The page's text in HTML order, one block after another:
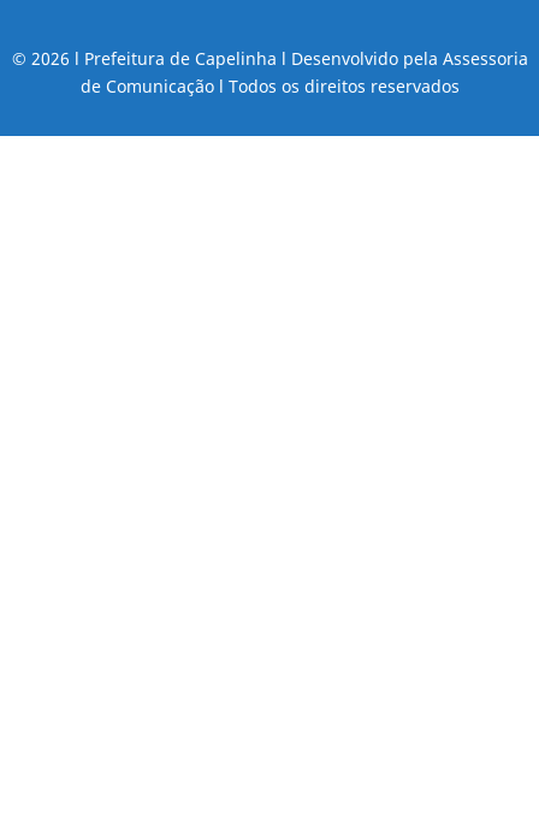
© 2026 l Prefeitura de Capelinha l Desenvolvido pela Assessoria
de Comunicação l Todos os direitos reservados